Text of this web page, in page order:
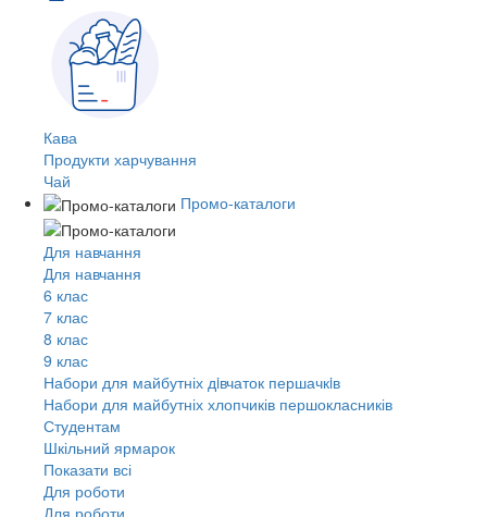
Кава
Продукти харчування
Чай
Промо-каталоги
Для навчання
Для навчання
6 клас
7 клас
8 клас
9 клас
Набори для майбутніх дiвчаток першачкiв
Набори для майбутніх хлопчиків першокласників
Студентам
Шкільний ярмарок
Показати всі
Для роботи
Для роботи